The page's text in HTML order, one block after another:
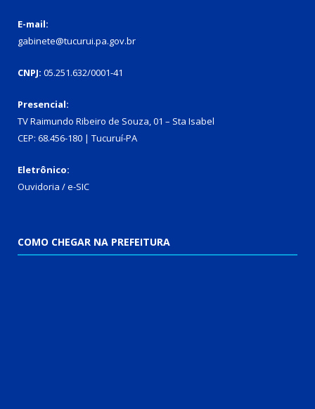
E-mail:
gabinete@tucurui.pa.gov.br
CNPJ: 05.251.632/0001-41
Presencial:
TV Raimundo Ribeiro de Souza, 01 – Sta Isabel
CEP: 68.456-180 | Tucuruí-PA
Eletrônico:
Ouvidoria /e-SIC
COMO CHEGAR NA PREFEITURA